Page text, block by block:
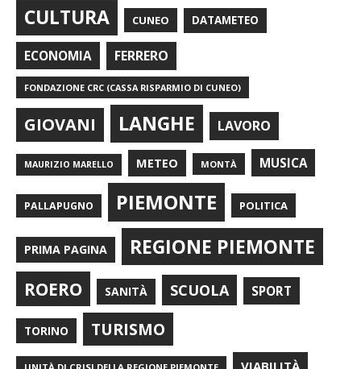
CULTURA CUNEO DATAMETEO
ECONOMIA FERRERO
FONDAZIONE CRC (CASSA RISPARMIO DI CUNEO)
GIOVANI LANGHE LAVORO
MAURIZIO MARELLO METEO MONTÀ MUSICA
PALLAPUGNO PIEMONTE POLITICA
PRIMA PAGINA REGIONE PIEMONTE
ROERO SANITÀ SCUOLA SPORT
TORINO TURISMO
UNITÀ DI CRISI DELLA REGIONE PIEMONTE VIABILITÀ